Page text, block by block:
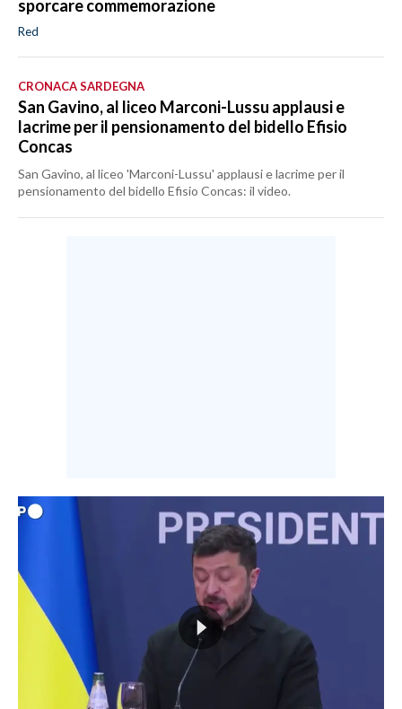
sporcare commemorazione
Red
CRONACA SARDEGNA
San Gavino, al liceo Marconi-Lussu applausi e
lacrime per il pensionamento del bidello Efisio
Concas
San Gavino, al liceo 'Marconi-Lussu' applausi e lacrime per il
pensionamento del bidello Efisio Concas: il video.